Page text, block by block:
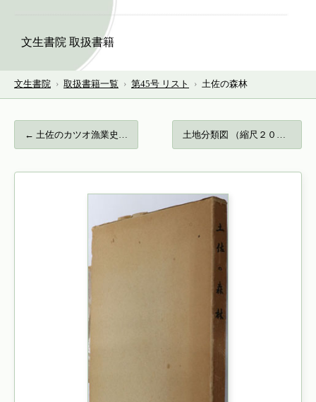
文生書院 取扱書籍
文生書院 › 取扱書籍一覧 › 第45号 リスト › 土佐の森林
← 土佐のカツオ漁業史… 土地分類図 （縮尺２０万分１） 岡山県… →